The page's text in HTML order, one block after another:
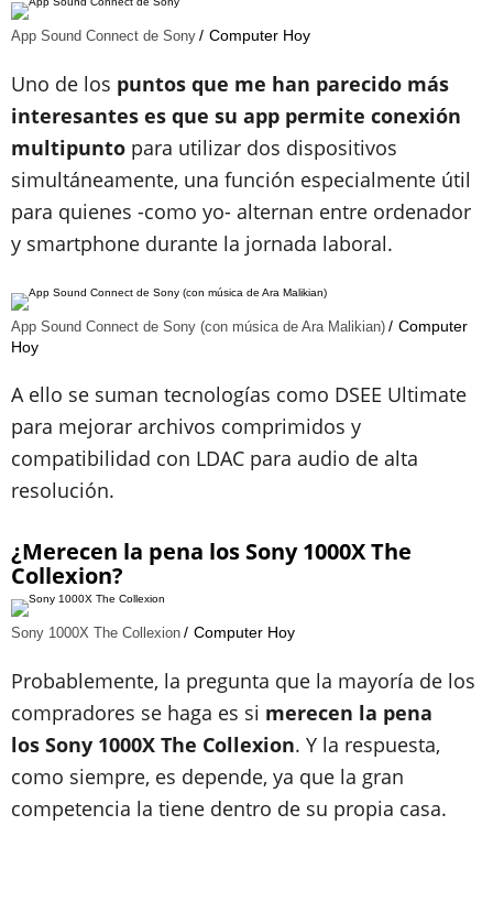
App Sound Connect de Sony Computer Hoy
Uno de los puntos que me han parecido más
interesantes es que su app permite conexión
multipunto para utilizar dos dispositivos
simultáneamente, una función especialmente útil
para quienes -como yo- alternan entre ordenador
y smartphone durante la jornada laboral.
App Sound Connect de Sony (con música de Ara Malikian)
Computer
Hoy
A ello se suman tecnologías como DSEE Ultimate
para mejorar archivos comprimidos y
compatibilidad con LDAC para audio de alta
resolución.
¿Merecen la pena los Sony1000X The
Collexion?
Sony 1000X The Collexion Computer Hoy
Probablemente, la pregunta que la mayoría de los
compradores se haga es si merecen la pena
los Sony 1000X The Collexion. Y la respuesta,
como siempre, es depende, ya que la gran
competencia la tiene dentro de su propia casa.